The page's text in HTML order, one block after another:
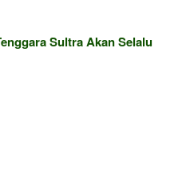
Sultra Akan Selalu